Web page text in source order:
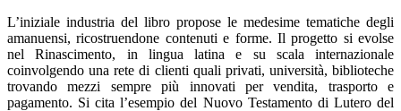
L’iniziale industria del libro propose le medesime tematiche degli
amanuensi, ricostruendone contenuti e forme. Il progetto si evolse
nel Rinascimento, in lingua latina e su scala internazionale
coinvolgendo una rete di clienti quali privati, università, biblioteche
trovando mezzi sempre più innovati per vendita, trasporto e
pagamento. Si cita l’esempio del Nuovo Testamento di Lutero del